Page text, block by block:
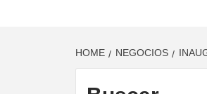
HOME NEGOCIOS